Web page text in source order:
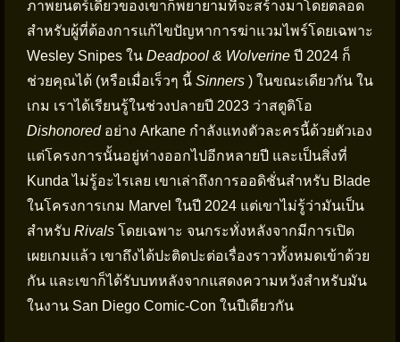
ภาพยนตร์เดี่ยวของเขาก็พยายามที่จะสร้างมาโดยตลอด
สำหรับผู้ที่ต้องการแก้ไขปัญหาการฆ่าแวมไพร์โดยเฉพาะ
Wesley Snipes ใน Deadpool & Wolverine ปี 2024 ก็
ช่วยคุณได้ (หรือเมื่อเร็วๆ นี้ Sinners ) ในขณะเดียวกัน ใน
เกม เราได้เรียนรู้ในช่วงปลายปี 2023 ว่าสตูดิโอ
Dishonoredอย่าง Arkane กำลังแทงตัวละครนี้ด้วยตัวเอง
แต่โครงการนั้นอยู่ห่างออกไปอีกหลายปี และเป็นสิ่งที่
Kunda ไม่รู้อะไรเลย เขาเล่าถึงการออดิชั่นสำหรับ Blade
ในโครงการเกม Marvel ในปี 2024 แต่เขาไม่รู้ว่ามันเป็น
สำหรับ Rivals โดยเฉพาะ จนกระทั่งหลังจากมีการเปิด
เผยเกมแล้ว เขาถึงได้ปะติดปะต่อเรื่องราวทั้งหมดเข้าด้วย
กัน และเขาก็ได้รับบทหลังจากแสดงความหวังสำหรับมัน
ในงาน San Diego Comic-Con ในปีเดียวกัน